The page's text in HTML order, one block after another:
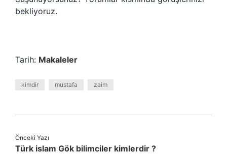
bekliyoruz.
Tarih: Makaleler
kimdir mustafa zaim
Önceki Yazı
Türk islam Gök bilimciler kimlerdir ?